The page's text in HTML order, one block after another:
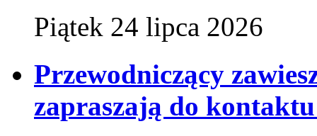
Piątek 24 lipca 2026
Przewodniczący
zapraszają do